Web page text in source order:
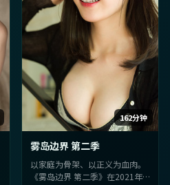
162分钟
雾岛边界 第二季
以家庭为骨架、以正义为血肉。
《雾岛边界 第二季》在2021年